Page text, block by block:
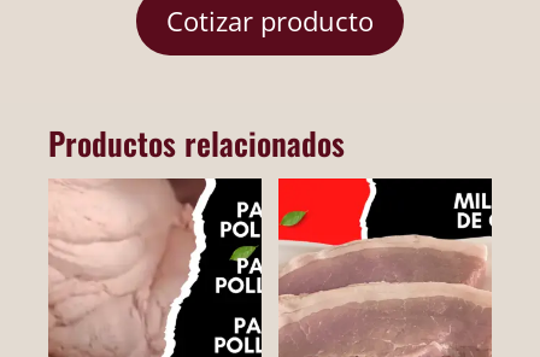
Cotizar producto
Productos relacionados